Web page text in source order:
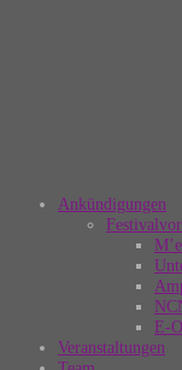
Ankündigungen
E-
Veranstaltungen